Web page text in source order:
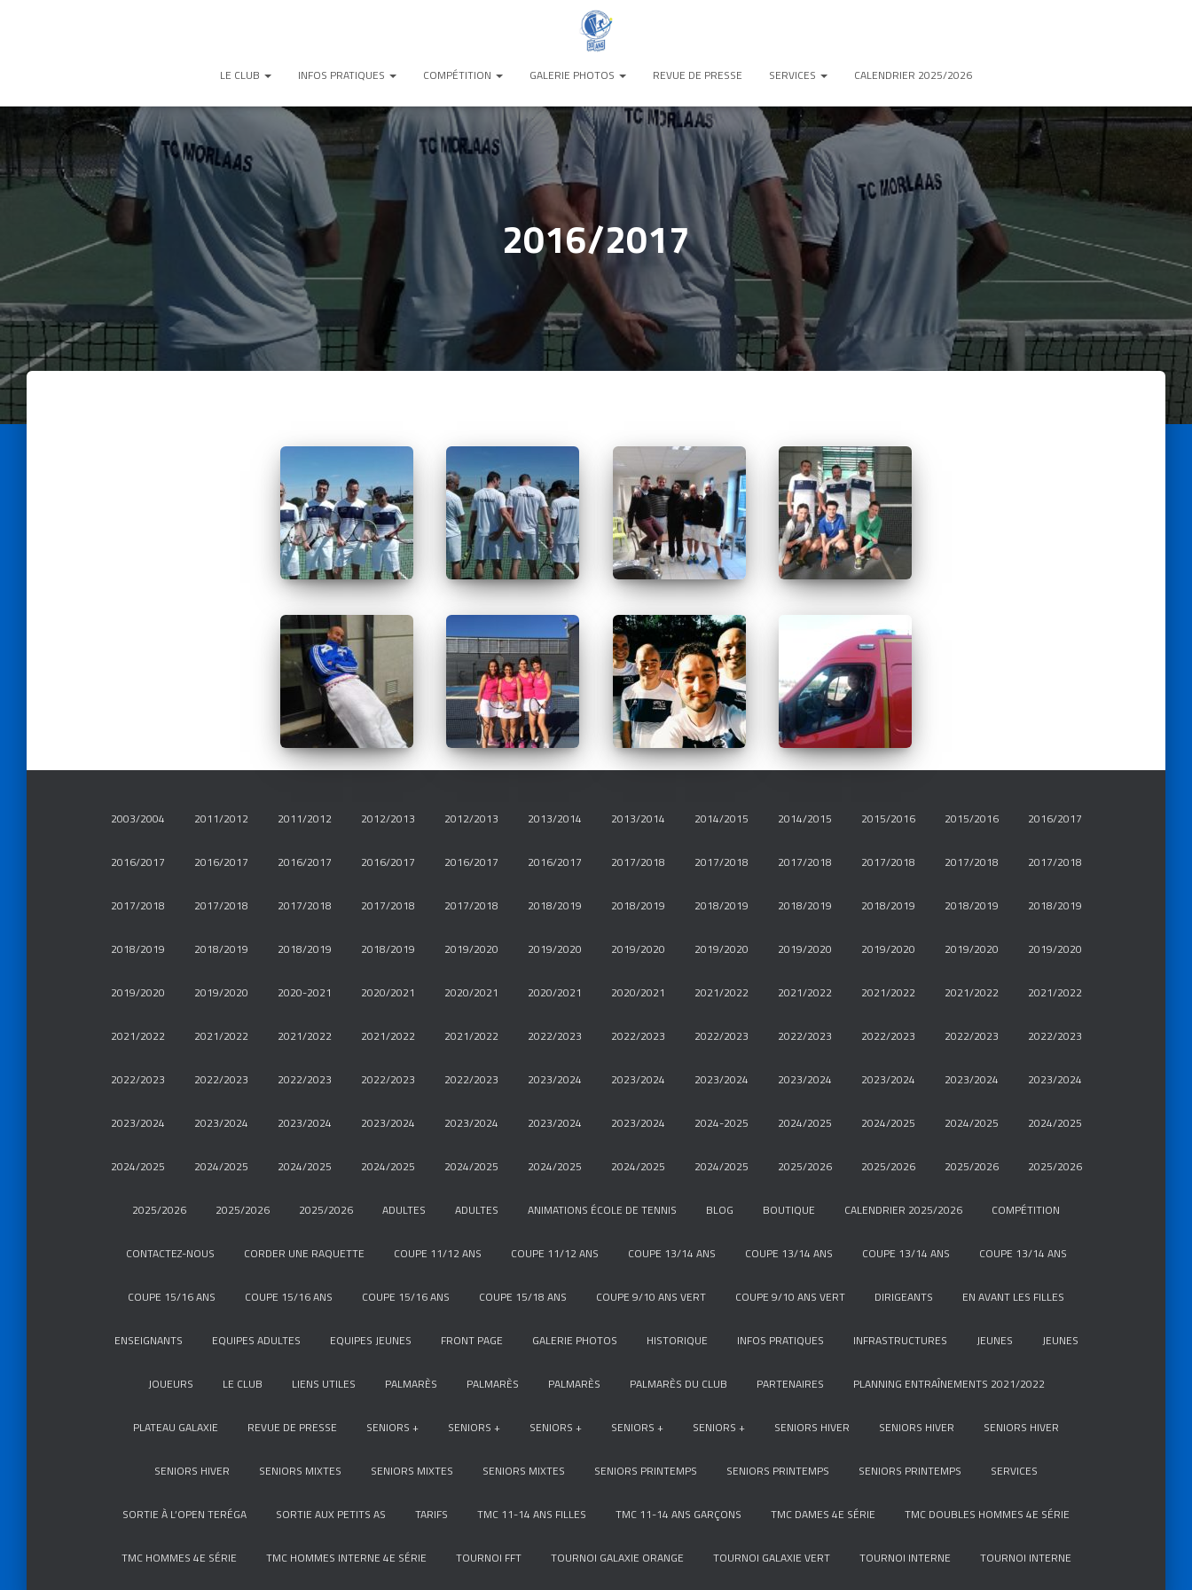
LE CLUB INFOS PRATIQUES COMPÉTITION GALERIE PHOTOS REVUE DE PRESSE SERVICES CALENDRIER 2025/2026
2016/2017
2003/2004 2011/2012 2011/2012 2012/2013 2012/2013 2013/2014 2013/2014 2014/2015 2014/2015 2015/2016 2015/2016 2016/2017
2016/2017 2016/2017 2016/2017 2016/2017 2016/2017 2016/2017 2017/2018 2017/2018 2017/2018 2017/2018 2017/2018 2017/2018
2017/2018 2017/2018 2017/2018 2017/2018 2017/2018 2018/2019 2018/2019 2018/2019 2018/2019 2018/2019 2018/2019 2018/2019
2018/2019 2018/2019 2018/2019 2018/2019 2019/2020 2019/2020 2019/2020 2019/2020 2019/2020 2019/2020 2019/2020 2019/2020
2019/2020 2019/2020 2020-2021 2020/2021 2020/2021 2020/2021 2020/2021 2021/2022 2021/2022 2021/2022 2021/2022 2021/2022
2021/2022 2021/2022 2021/2022 2021/2022 2021/2022 2022/2023 2022/2023 2022/2023 2022/2023 2022/2023 2022/2023 2022/2023
2022/2023 2022/2023 2022/2023 2022/2023 2022/2023 2023/2024 2023/2024 2023/2024 2023/2024 2023/2024 2023/2024 2023/2024
2023/2024 2023/2024 2023/2024 2023/2024 2023/2024 2023/2024 2023/2024 2024-2025 2024/2025 2024/2025 2024/2025 2024/2025
2024/2025 2024/2025 2024/2025 2024/2025 2024/2025 2024/2025 2024/2025 2024/2025 2025/2026 2025/2026 2025/2026 2025/2026
2025/2026 2025/2026 2025/2026 ADULTES ADULTES ANIMATIONS ÉCOLE DE TENNIS BLOG BOUTIQUE CALENDRIER 2025/2026 COMPÉTITION
CONTACTEZ-NOUS CORDER UNE RAQUETTE COUPE 11/12 ANS COUPE 11/12 ANS COUPE 13/14 ANS COUPE 13/14 ANS COUPE 13/14 ANS COUPE 13/14 ANS
COUPE 15/16 ANS COUPE 15/16 ANS COUPE 15/16 ANS COUPE 15/18 ANS COUPE 9/10 ANS VERT COUPE 9/10 ANS VERT DIRIGEANTS EN AVANT LES FILLES
ENSEIGNANTS EQUIPES ADULTES EQUIPES JEUNES FRONT PAGE GALERIE PHOTOS HISTORIQUE INFOS PRATIQUES INFRASTRUCTURES JEUNES JEUNES
JOUEURS LE CLUB LIENS UTILES PALMARÈS PALMARÈS PALMARÈS PALMARÈS DU CLUB PARTENAIRES PLANNING ENTRAÎNEMENTS 2021/2022
PLATEAU GALAXIE REVUE DE PRESSE SENIORS + SENIORS + SENIORS + SENIORS + SENIORS + SENIORS HIVER SENIORS HIVER SENIORS HIVER
SENIORS HIVER SENIORS MIXTES SENIORS MIXTES SENIORS MIXTES SENIORS PRINTEMPS SENIORS PRINTEMPS SENIORS PRINTEMPS SERVICES
SORTIE À L’OPEN TERÉGA SORTIE AUX PETITS AS TARIFS TMC 11-14 ANS FILLES TMC 11-14 ANS GARÇONS TMC DAMES 4E SÉRIE TMC DOUBLES HOMMES 4E SÉRIE
TMC HOMMES 4E SÉRIE TMC HOMMES INTERNE 4E SÉRIE TOURNOI FFT TOURNOI GALAXIE ORANGE TOURNOI GALAXIE VERT TOURNOI INTERNE TOURNOI INTERNE